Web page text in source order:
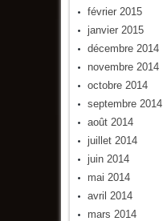
février 2015
janvier 2015
décembre 2014
novembre 2014
octobre 2014
septembre 2014
août 2014
juillet 2014
juin 2014
mai 2014
avril 2014
mars 2014